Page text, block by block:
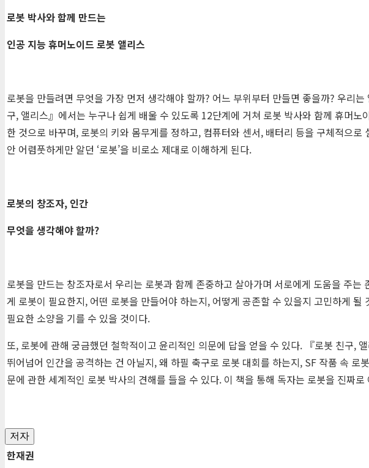
로봇 박사와 함께 만드는
인공 지능 휴머노이드 로봇 앨리스
로봇을 만들려면 무엇을 가장 먼저 생각해야 할까? 어느 부위부터 만들면 좋을까? 우리
구, 앨리스』에서는 누구나 쉽게 배울 수 있도록 12단계에 거쳐 로봇 박사와 함께 휴머
한 것으로 바꾸며, 로봇의 키와 몸무게를 정하고, 컴퓨터와 센서, 배터리 등을 구체적으
안 어렴풋하게만 알던 ‘로봇’을 비로소 제대로 이해하게 된다.
로봇의 창조자, 인간
무엇을 생각해야 할까?
로봇을 만드는 창조자로서 우리는 로봇과 함께 존중하고 살아가며 서로에게 도움을 주
게 로봇이 필요한지, 어떤 로봇을 만들어야 하는지, 어떻게 공존할 수 있을지 고민하게
필요한 소양을 기를 수 있을 것이다.
또, 로봇에 관해 궁금했던 철학적이고 윤리적인 의문에 답을 얻을 수 있다. 『로봇 친구,
뛰어넘어 인간을 공격하는 건 아닐지, 왜 하필 축구로 로봇 대회를 하는지, SF 작품 속
문에 관한 세계적인 로봇 박사의 견해를 들을 수 있다. 이 책을 통해 독자는 로봇을 진짜
저자
한재권